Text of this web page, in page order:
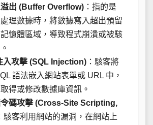
出 (Buffer Overflow) ：指的是
理數據時，將數據寫入超出預留
憶體區域，導致程式崩潰或被駭
入攻擊 (SQL Injection) ：駭客將
語法嵌入網站表單或 URL 中，
得或修改數據庫資訊。
令碼攻擊 (Cross-Site Scripting,
駭客利用網站的漏洞，在網站上